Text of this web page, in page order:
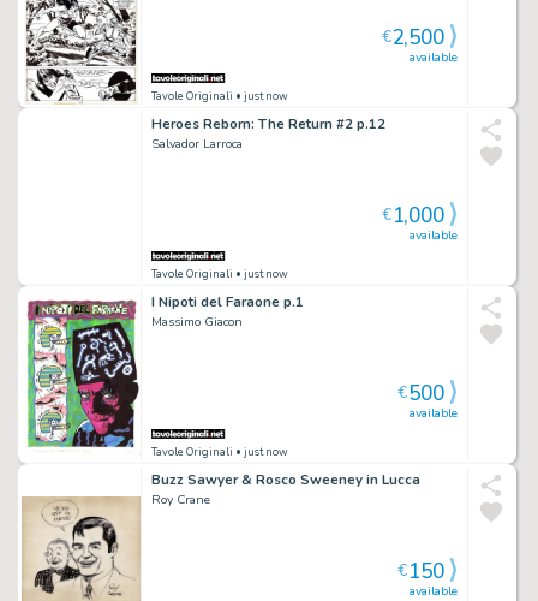
Tavole Originali • just now
available
€2,500
Heroes Reborn: The Return #2 p.12
Salvador Larroca
Tavole Originali • just now
available
€1,000
I Nipoti del Faraone p.1
Massimo Giacon
Tavole Originali • just now
available
€500
Buzz Sawyer & Rosco Sweeney in Lucca
Roy Crane
available
€150